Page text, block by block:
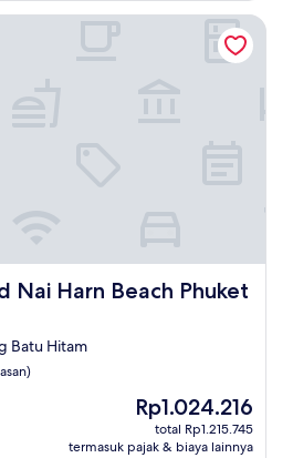
Nai Harn Beach Phuket
Beach Phuket
Batu Hitam
Harga
sekarang
Rp1.024.216
Rp1.024.216
total Rp1.215.745
termasuk pajak & biaya lainnya
Beach Phuket